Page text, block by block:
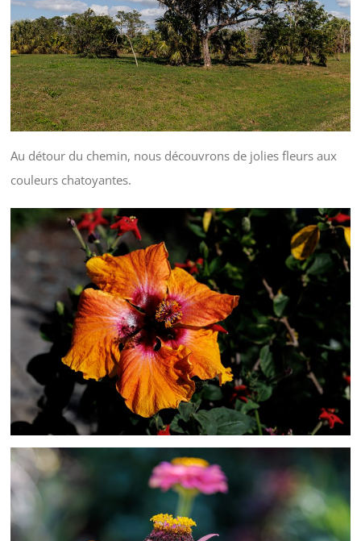
Au détour du chemin, nous découvrons de jolies fleurs aux
couleurs chatoyantes.